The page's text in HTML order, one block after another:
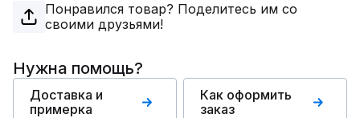
Понравился товар? Поделитесь им со
своими друзьями!
Нужна помощь?
Доставка и
примерка
Как оформить
заказ